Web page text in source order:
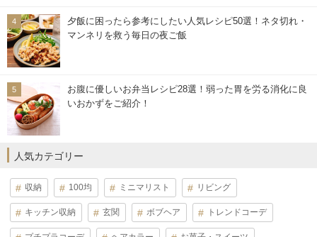
夕飯に困ったら参考にしたい人気レシピ50選！ネタ切れ・
マンネリを救う毎日の夜ご飯
お腹に優しいお弁当レシピ28選！弱った胃を労る消化に良
いおかずをご紹介！
人気カテゴリー
収納 100均 ミニマリスト リビング
キッチン収納 玄関 ボブヘア トレンドコーデ